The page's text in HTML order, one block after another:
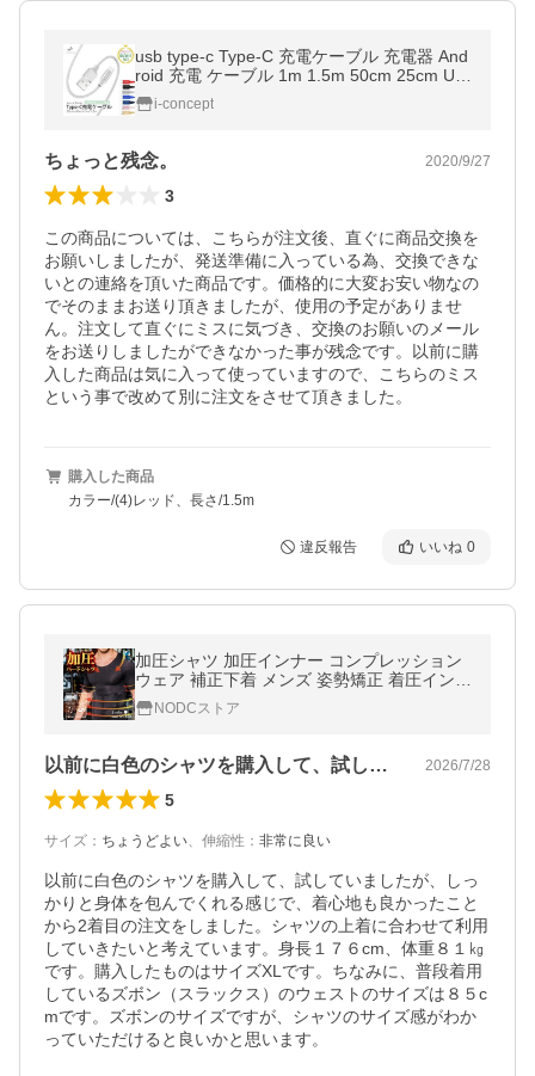
usb type-c Type-C 充電ケーブル 充電器 And
roid 充電 ケーブル 1m 1.5m 50cm 25cm US
B 急速充電 断線防止 データ転送 Switch Hua
wei Xperia ZenFone Galaxy
i-concept
ちょっと残念。 2020/9/27
3
この商品については、こちらが注文後、直ぐに商品交換を
お願いしましたが、発送準備に入っている為、交換できな
いとの連絡を頂いた商品です。価格的に大変お安い物なの
でそのままお送り頂きましたが、使用の予定がありませ
ん。注文して直ぐにミスに気づき、交換のお願いのメール
をお送りしましたができなかった事が残念です。以前に購
入した商品は気に入って使っていますので、こちらのミス
という事で改めて別に注文をさせて頂きました。
購入した商品
カラー/(4)レッド、長さ/1.5m
違反報告 いいね 0
加圧シャツ 加圧インナー コンプレッション
ウェア 補正下着 メンズ 姿勢矯正 着圧インナ
ー 加圧インナー 半袖 スリム Tシャツ 筋トレ
NODC ダイエット 加圧
NODCストア
以前に白色のシャツを購入して、試してい… 2026/7/28
5
サイズ ： ちょうどよい、 伸縮性 ： 非常に良い
以前に白色のシャツを購入して、試していましたが、しっ
かりと身体を包んでくれる感じで、着心地も良かったこと
から2着目の注文をしました。シャツの上着に合わせて利用
していきたいと考えています。身長１７６cm、体重８１㎏
です。購入したものはサイズXLです。ちなみに、普段着用
しているズボン（スラックス）のウェストのサイズは８５c
mです。ズボンのサイズですが、シャツのサイズ感がわか
っていただけると良いかと思います。